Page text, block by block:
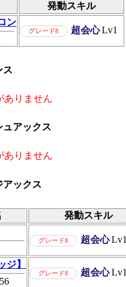
発動スキル
ン
グレード8 超会心Lv1
ス
りません
ュアックス
りません
アックス
発動スキル
グレード8 超会心Lv1
ジ】
グレード8 超会心Lv1